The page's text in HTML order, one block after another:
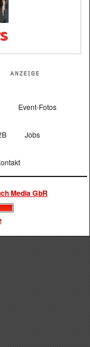
Event-Fotos
Jobs
Media GbR